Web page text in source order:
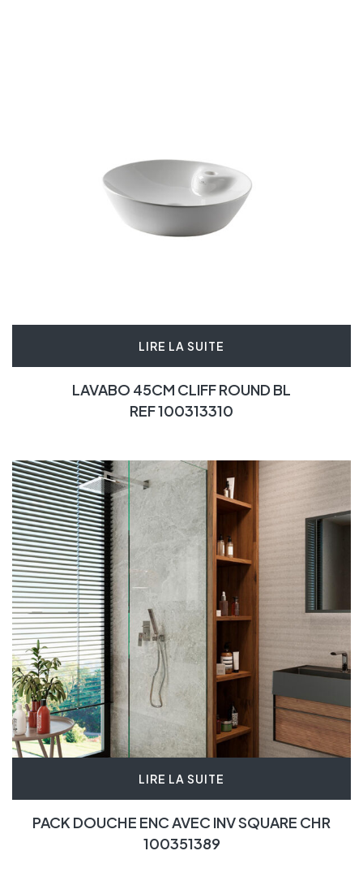
LIRE LA SUITE
LAVABO 45CM CLIFF ROUND BL
REF 100313310
LIRE LA SUITE
PACK DOUCHE ENC AVEC INV SQUARE CHR
100351389